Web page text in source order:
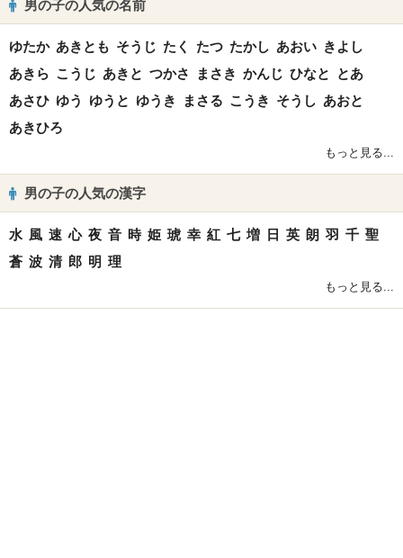
男の子の人気の名前
ゆたか あきとも そうじ たく たつ たかし あおい きよし
あきら こうじ あきと つかさ まさき かんじ ひなと
とあ
あさひ ゆう ゆうと ゆうき まさる こうき そうし あおと
あきひろ
もっと見る...
男の子の人気の漢字
水 風 速 心 夜 音 時 姫 琥 幸 紅 七 増 日 英 朗 羽 千 聖
蒼 波 清 郎 明 理
もっと見る...